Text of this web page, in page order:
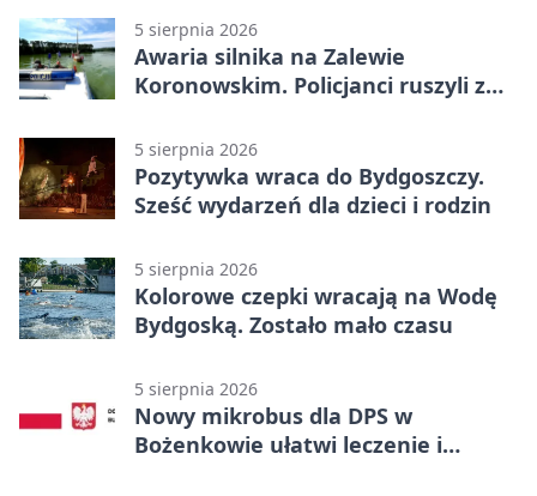
5 sierpnia 2026
Awaria silnika na Zalewie
Koronowskim. Policjanci ruszyli z
5 sierpnia 2026
Pozytywka wraca do Bydgoszczy.
Sześć wydarzeń dla dzieci i rodzin
5 sierpnia 2026
Kolorowe czepki wracają na Wodę
Bydgoską. Zostało mało czasu
5 sierpnia 2026
Nowy mikrobus dla DPS w
Bożenkowie ułatwi leczenie i